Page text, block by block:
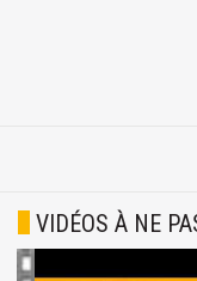
VIDÉOS À NE